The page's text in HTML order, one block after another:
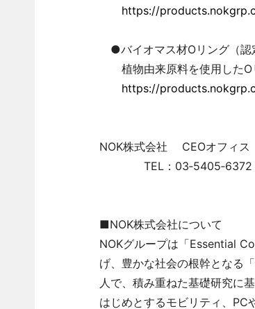
https://
●バイオマス材Oリング（認
植物由来原料を使用したO
https://
リリースに関
NOK株式会社 CEOオフィス
TEL：03‐5405‐6372
■NOK株式会社について
NOKグループは「Essential
げ、豊かな社会の根幹となる
人で、積み重ねた基礎研究に
はじめとするモビリティ、PC